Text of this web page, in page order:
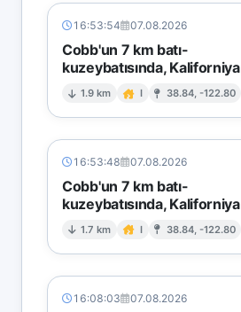
16:53:54 07.08.2026
Cobb'un 7 km batı-
kuzeybatısında, Kaliforniya
1.9 km I 38.84, -122.80
16:53:48 07.08.2026
Cobb'un 7 km batı-
kuzeybatısında, Kaliforniya
1.7 km I 38.84, -122.80
16:08:03 07.08.2026